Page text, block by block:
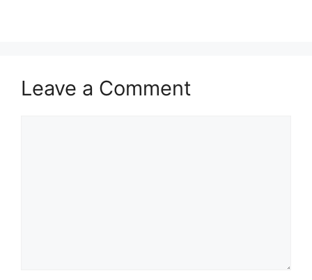
Leave a Comment